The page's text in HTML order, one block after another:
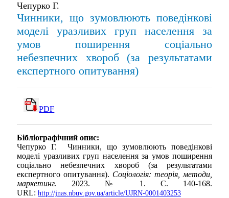
Чепурко Г.
Чинники, що зумовлюють поведінкові
моделі уразливих груп населення за
умов поширення соціально
небезпечних хвороб (за результатами
експертного опитування)
PDF
Бібліографічний опис:
Чепурко Г. Чинники, що зумовлюють поведінкові
моделі уразливих груп населення за умов поширення
соціально небезпечних хвороб (за результатами
експертного опитування). Соціологія: теорія, методи,
маркетинг. 2023. № 1. С. 140-168.
URL: http://jnas.nbuv.gov.ua/article/UJRN-0001403253